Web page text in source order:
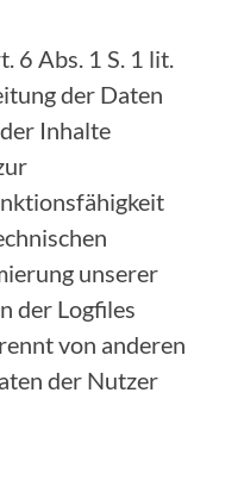
6 Abs. 1 S. 1 lit.
der Daten
Inhalte
unserer
der Logfiles
von anderen
der Nutzer